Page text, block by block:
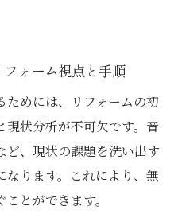
ォーム視点と手順
ためには、リフォームの初
状分析が不可欠です。音
ど、現状の課題を洗い出す
なります。これにより、無
とができます。